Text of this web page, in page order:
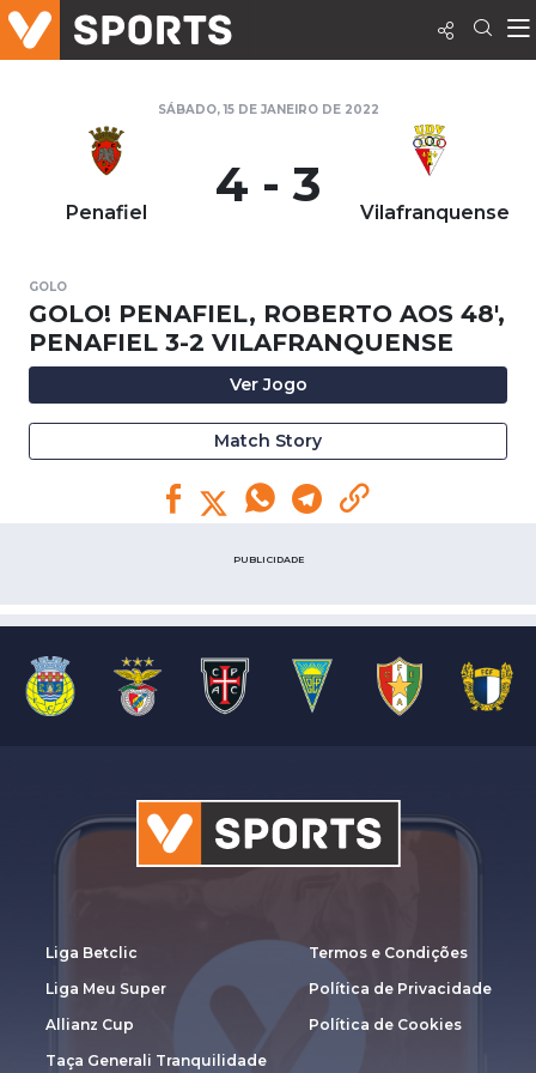
SÁBADO, 15 DE JANEIRO DE 2022
Penafiel 4 - 3 Vilafranquense
GOLO
GOLO! PENAFIEL, ROBERTO AOS 48',
PENAFIEL 3-2 VILAFRANQUENSE
Ver Jogo
Match Story
PUBLICIDADE
Liga Betclic
Liga Meu Super
Allianz Cup
Taça Generali Tranquilidade
Termos e Condições
Política de Privacidade
Política de Cookies